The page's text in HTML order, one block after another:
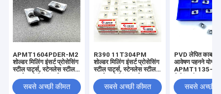
APMT1604PDER-M2
शोल्डर मिलिंग इंसर्ट प्रोसेसिंग
स्टील पार्ट्स, स्टेनलेस स्टील
सबसे अच्छी कीमत
R390 11T304PM
शोल्डर मिलिंग इंसर्ट प्रोसेसिंग
स्टील पार्ट्स, स्टेनलेस स्टील
सबसे अच्छी कीमत
PVD लेपित
आवेषण पहनने योग्य
APMT1135-H2
सबसे अच्छी